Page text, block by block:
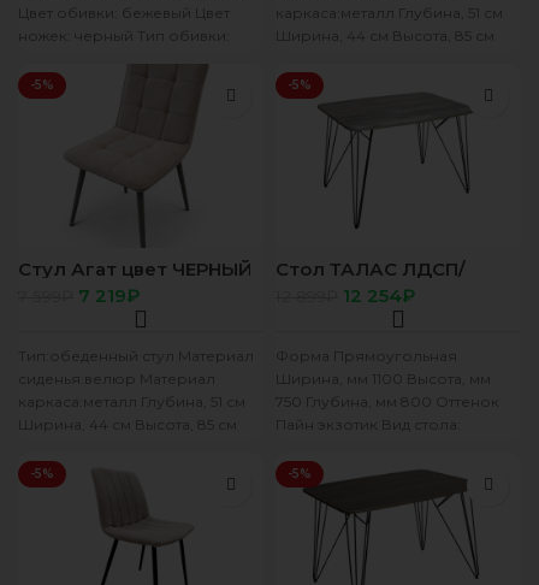
Цвет обивки: бежевый Цвет
ножек: черный Тип обивки:
Гарантийный
каркаса:металл Глубина, 51 см
Ширина, 44 см Высота, 85 см
-5%
Стул Агат цвет ЧЕРНЫЙ
сиденье ткань БЭСТ
Бежевый
7 219₽
Тип:обеденный стул Материал
сиденья:велюр Материал
каркаса:металл Глубина, 51 см
Ширина, 44 см Высота, 85 см
-5%
Стол ТАЛАС ЛДСП/
1100*800 Бетон Пайн
Белый Z900 черный
12 254₽
Форма Прямоугольная
Ширина, мм 1100 Высота, мм
750 Глубина, мм 800 Оттенок
Пайн экзотик Вид стола:
столешницы: ЛДСП
-5% -5%